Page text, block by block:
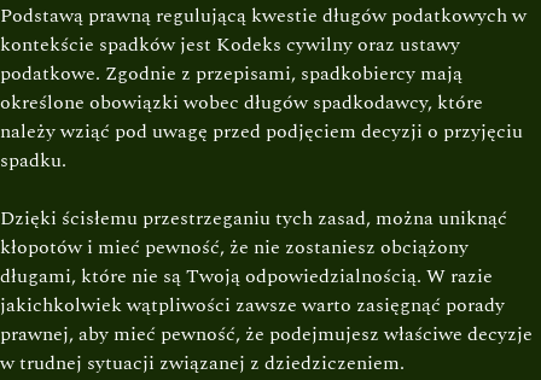
Podstawą prawną regulującą kwestie długów podatkowych w
kontekście spadków jest Kodeks cywilny oraz ustawy
podatkowe. Zgodnie z przepisami, spadkobiercy mają
określone obowiązki wobec długów spadkodawcy, które
należy wziąć pod uwagę przed podjęciem decyzji o przyjęciu
spadku.
Dzięki ścisłemu przestrzeganiu tych zasad, można uniknąć
kłopotów i mieć pewność, że nie zostaniesz obciążony
długami, które nie są Twoją odpowiedzialnością. W razie
jakichkolwiek wątpliwości zawsze warto zasięgnąć porady
prawnej, aby mieć pewność, że podejmujesz właściwe decyzje
w trudnej sytuacji związanej z dziedziczeniem.